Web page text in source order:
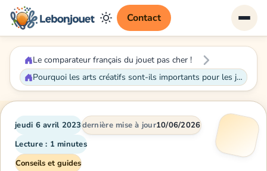
Contact
Le comparateur français du jouet pas cher !
Pourquoi les arts créatifs sont-ils importants pour les jeunes enfants ?
jeudi 6 avril 2023dernière mise à jour10/06/2026
Lecture : 1 minutes
Conseils et guides